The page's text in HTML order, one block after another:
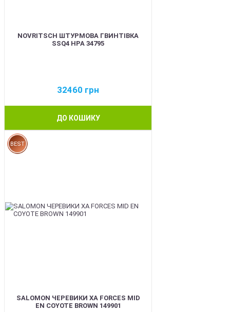
NOVRITSCH ШТУРМОВА ГВИНТІВКА
SSQ4 HPA 34795
32460 грн
ДО КОШИКУ
BEST
SALOMON ЧЕРЕВИКИ XA FORCES MID
EN COYOTE BROWN 149901